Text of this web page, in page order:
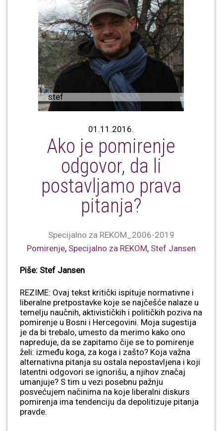
stef
01.11.2016.
Ako je pomirenje
odgovor, da li
postavljamo prava
pitanja?
Specijalno za REKOM_2006-2019
Pomirenje, Specijalno za REKOM, Stef Jansen
Piše: Stef Jansen
REZIME: Ovaj tekst kritički ispituje normativne i
liberalne pretpostavke koje se najčešće nalaze u
temelju naučnih, aktivističkih i političkih poziva na
pomirenje u Bosni i Hercegovini. Moja sugestija
je da bi trebalo, umesto da merimo kako ono
napreduje, da se zapitamo čije se to pomirenje
želi: između koga, za koga i zašto? Koja važna
alternativna pitanja su ostala nepostavljena i koji
latentni odgovori se ignorišu, a njihov značaj
umanjuje? S tim u vezi posebnu pažnju
posvećujem načinima na koje liberalni diskurs
pomirenja ima tendenciju da depolitizuje pitanja
pravde.